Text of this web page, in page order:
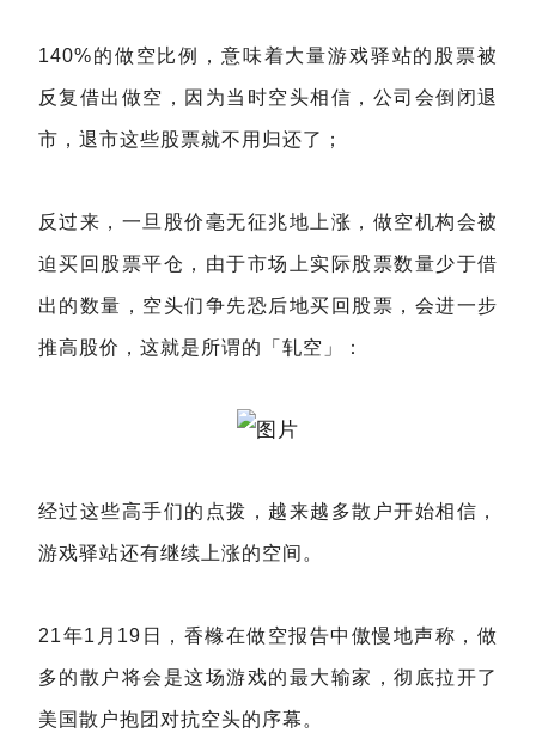
140%的做空比例，意味着大量游戏驿站的股票被
反复借出做空，因为当时空头相信，公司会倒闭退
市，退市这些股票就不用归还了；
反过来，一旦股价毫无征兆地上涨，做空机构会被
迫买回股票平仓，由于市场上实际股票数量少于借
出的数量，空头们争先恐后地买回股票，会进一步
推高股价，这就是所谓的「轧空」：
经过这些高手们的点拨，越来越多散户开始相信，
游戏驿站还有继续上涨的空间。
21年1月19日，香橼在做空报告中傲慢地声称，做
多的散户将会是这场游戏的最大输家，彻底拉开了
美国散户抱团对抗空头的序幕。